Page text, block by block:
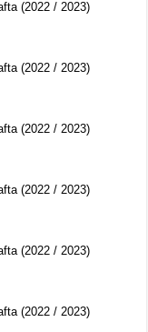
(2022 / 2023)
(2022 / 2023)
(2022 / 2023)
(2022 / 2023)
(2022 / 2023)
(2022 / 2023)